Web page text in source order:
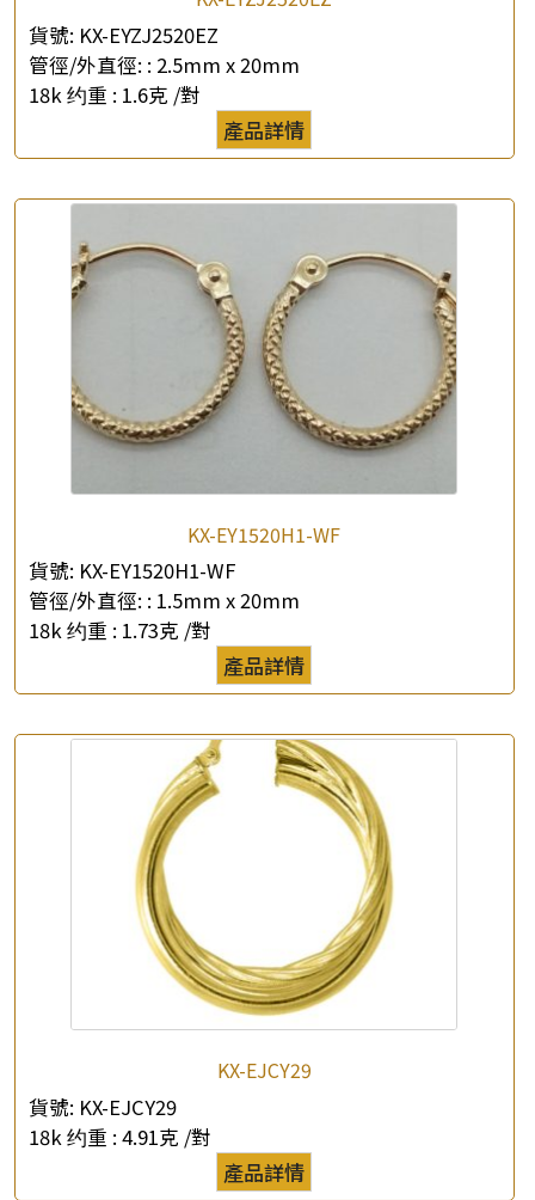
產品查詢
公司名稱
e-mail
查詢以下產品
貨號: KX-EYZJ2520EZ
管徑/外直徑: : 2.5mm x 20mm
18k 约重 : 1.6克 /對
產品詳情
KX-EY1520H1-WF
貨號: KX-EY1520H1-WF
管徑/外直徑: : 1.5mm x 20mm
18k 约重 : 1.73克 /對
產品詳情
KX-EJCY29
貨號: KX-EJCY29
18k 约重 : 4.91克 /對
產品詳情